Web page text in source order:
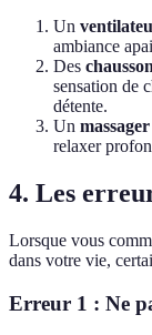
Un
ambiance
Des
sensation de
détente.
Un
relaxer
4. Les
Lorsque vous
dans votre vie,
Erreur 1 : Ne